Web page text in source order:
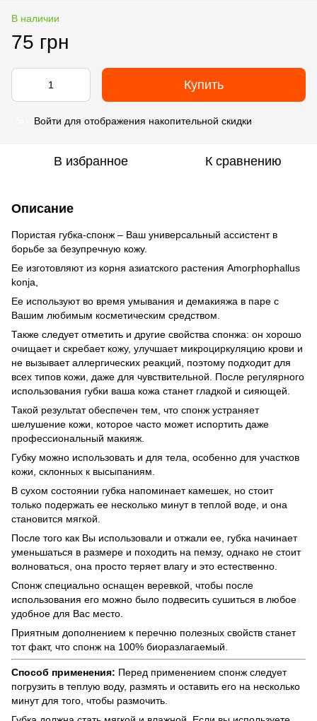
В наличии
75 грн
Купить
Войти для отображения накопительной скидки
В избранное К сравнению
Описание
Пористая губка-спонж – Ваш универсальный ассистент в
борьбе за безупречную кожу.
Ее изготовляют из корня азиатского растения Amorphophallus
konja,
Ее используют во время умывания и демакияжа в паре с
Вашим любимым косметическим средством.
Также следует отметить и другие свойства спонжа: он хорошо
очищает и скребает кожу, улучшает микроциркуляцию крови и
не вызывает аллергических реакций, поэтому подходит для
всех типов кожи, даже для чувствительной. После регулярного
использования губки ваша кожа станет гладкой и сияющей.
Такой результат обеспечен тем, что спонж устраняет
шелушение кожи, которое часто может испортить даже
профессиональный макияж.
Губку можно использовать и для тела, особенно для участков
кожи, склонных к высыпаниям.
В сухом состоянии губка напоминает камешек, но стоит
только подержать ее несколько минут в теплой воде, и она
становится мягкой.
После того как Вы использовали и отжали ее, губка начинает
уменьшаться в размере и походить на пемзу, однако не стоит
волноваться, она просто теряет влагу и это естественно.
Спонж специально оснащен веревкой, чтобы после
использования его можно было подвесить сушиться в любое
удобное для Вас место.
Приятным дополнением к перечню полезных свойств станет
тот факт, что спонж на 100% биоразлагаемый.
Способ применения: Перед применением спонж следует
погрузить в теплую воду, размять и оставить его на несколько
минут для того, чтобы размочить.